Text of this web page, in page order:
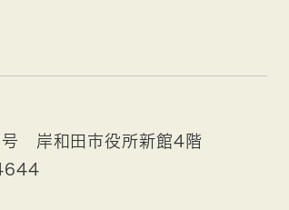
岸和田市役所新館4階